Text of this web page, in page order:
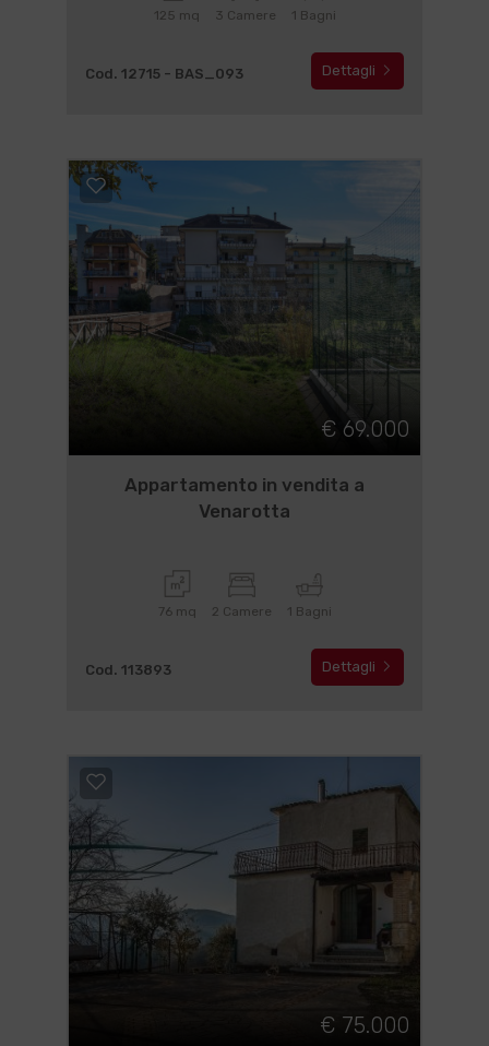
125 mq 3 Camere 1 Bagni
Cod. 12715 - BAS_093 Dettagli
€ 69.000
Appartamento in vendita a
Venarotta
76 mq 2 Camere 1 Bagni
Cod. 113893 Dettagli
€ 75.000